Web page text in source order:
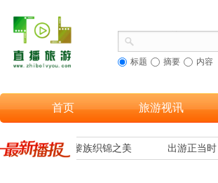
标题 摘要 内容
首页 旅游视讯
客欣赏到海南黎族织锦之美 出游正当时